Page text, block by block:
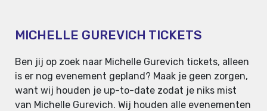
MICHELLE GUREVICH TICKETS
Ben jij op zoek naar Michelle Gurevich tickets, alleen
is er nog evenement gepland? Maak je geen zorgen,
want wij houden je up-to-date zodat je niks mist
van Michelle Gurevich. Wij houden alle evenementen